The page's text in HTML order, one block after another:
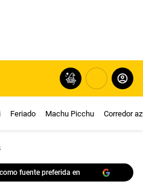
Feriado Machu Picchu Corredor
fuente preferida en